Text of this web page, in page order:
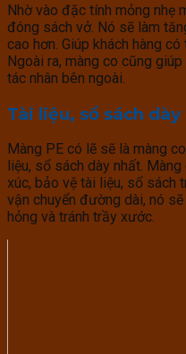
Nhờ vào đặc tính mỏng nhẹ
đóng sách vở. Nó sẽ làm
cao hơn. Giúp khách hàng
Ngoài ra, màng co cũng
tác nhân bên ngoài.
Tài liệu, sổ sách dày
Màng PE có lẽ sẽ là màng
liệu, sổ sách dày nhất.
xúc, bảo vệ tài liệu, sổ sách
vận chuyển đường dài, nó
hỏng và tránh trầy xước.